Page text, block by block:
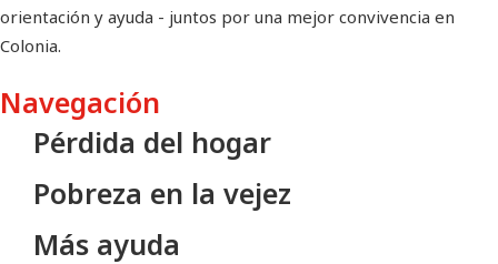
orientación y ayuda - juntos por una mejor convivencia en
Colonia.
Navegación
Pérdida del hogar
Pobreza en la vejez
Más ayuda